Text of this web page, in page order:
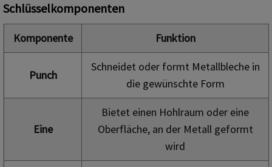
Schlüsselkomponenten
Komponente Funktion
Punch
Schneidet oder formt Metallbleche in
die gewünschte Form
Eine
Bietet einen Hohlraum oder eine
Oberfläche, an der Metall geformt
wird